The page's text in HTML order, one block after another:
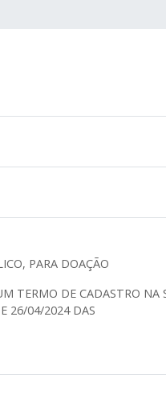
PARA DOAÇÃO
TERMO DE CADASTRO NA
26/04/2024 DAS